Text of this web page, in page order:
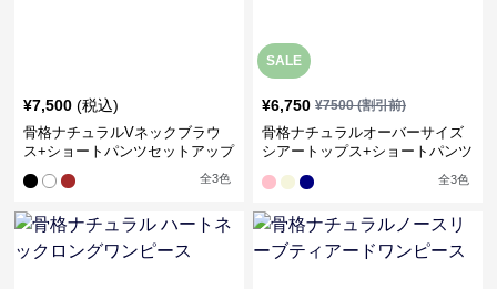
¥7,500 (税込)
骨格ナチュラルVネックブラウ
ス+ショートパンツセットアップ
全3色
SALE
¥6,750 ¥7500(割引前)
骨格ナチュラルオーバーサイズ
シアートップス+ショートパンツ
全3色